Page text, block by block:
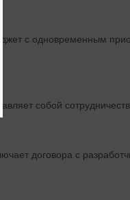
с одновременным
собой
договора с